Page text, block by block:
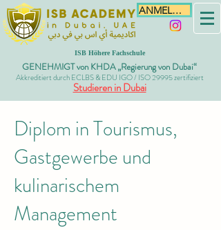
ANMELDEN
ISB Höhere Fachschule
GENEHMIGT von KHDA „Regierung von Dubai“
Akkreditiert durch ECLBS & EDU IGO / ISO 29995 zertifiziert
Studieren in Dubai
Diplom in Tourismus,
Gastgewerbe und
kulinarischem
Management